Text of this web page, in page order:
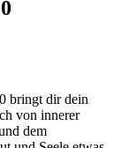
bringt dir dein
von innerer
dem